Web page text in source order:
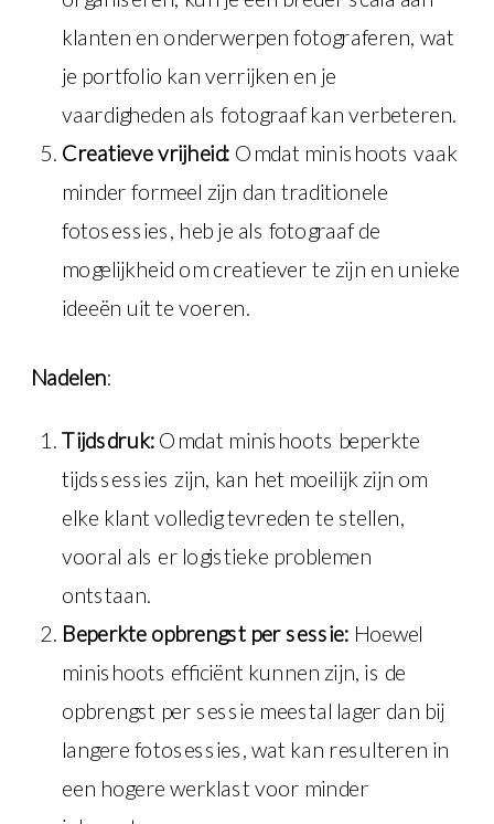
klanten en onderwerpen fotograferen, wat
je portfolio kan verrijken en je
vaardigheden als fotograaf kan verbeteren.
Creatieve vrijheid: Omdat minishoots vaak
minder formeel zijn dan traditionele
fotosessies, heb je als fotograaf de
mogelijkheid om creatiever te zijn en unieke
ideeën uit te voeren.
Nadelen:
Tijdsdruk: Omdat minishoots beperkte
tijdssessies zijn, kan het moeilijk zijn om
elke klant volledig tevreden te stellen,
vooral als er logistieke problemen
ontstaan.
Beperkte opbrengst per sessie: Hoewel
minishoots efficiënt kunnen zijn, is de
opbrengst per sessie meestal lager dan bij
langere fotosessies, wat kan resulteren in
een hogere werklast voor minder